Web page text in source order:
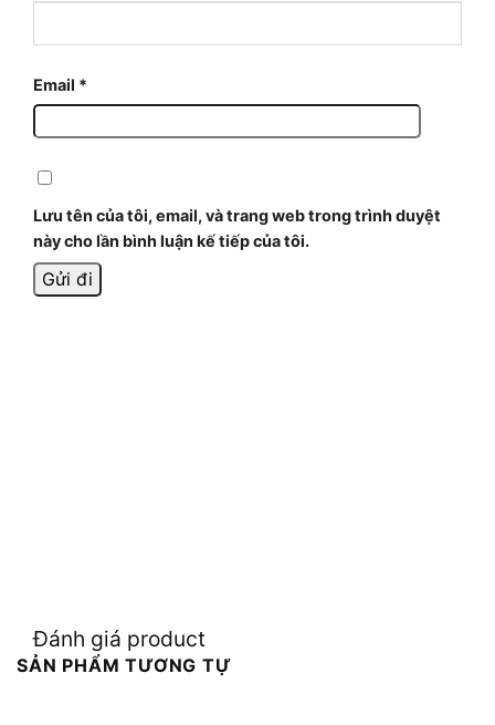
Email *
Lưu tên của tôi, email, và trang web trong trình duyệt
này cho lần bình luận kế tiếp của tôi.
Đánh giá product
SẢN PHẨM TƯƠNG TỰ